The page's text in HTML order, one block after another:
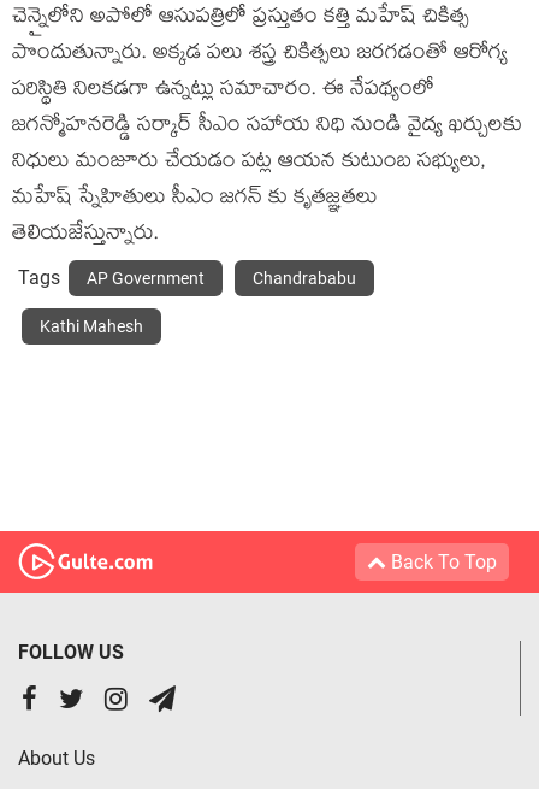
చెన్నైలోని అపోలో ఆసుపత్రిలో ప్రస్తుతం కత్తి మహేష్ చికిత్స
పొందుతున్నారు. అక్కడ పలు శస్త్ర చికిత్సలు జరగడంతో ఆరోగ్య
పరిస్థితి నిలకడగా ఉన్నట్లు సమాచారం. ఈ నేపథ్యంలో
జగన్మోహనరెడ్డి సర్కార్ సీఎం సహాయ నిధి నుండి వైద్య ఖర్చులకు
నిధులు మంజూరు చేయడం పట్ల ఆయన కుటుంబ సభ్యులు,
మహేష్ స్నేహితులు సీఎం జగన్ కు కృతజ్ఞతలు
తెలియజేస్తున్నారు.
Tags AP Government Chandrababu
Kathi Mahesh
Back To Top
FOLLOW US
About Us